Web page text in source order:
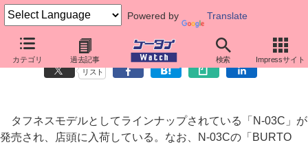
Powered by Translate
カテゴリ 過去記事 検索 Impressサイト
ドコモ端末価格調査： タフネスモデルN-03C発売
リスト
タフネスモデルとしてラインナップされている「N-03C」が
発売され、店頭に入荷している。なお、N-03Cの「BURTO